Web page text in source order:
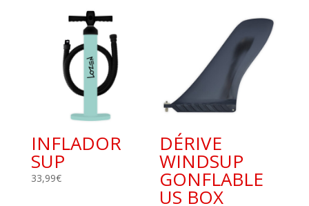
INFLADOR
SUP
33,99€
DÉRIVE
WINDSUP
GONFLABLE
US BOX